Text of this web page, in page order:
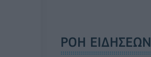
ΡΟΗ ΕΙΔΗΣΕΩΝ